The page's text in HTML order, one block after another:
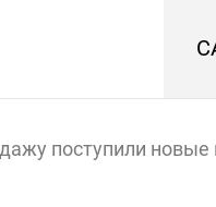
поступили новые